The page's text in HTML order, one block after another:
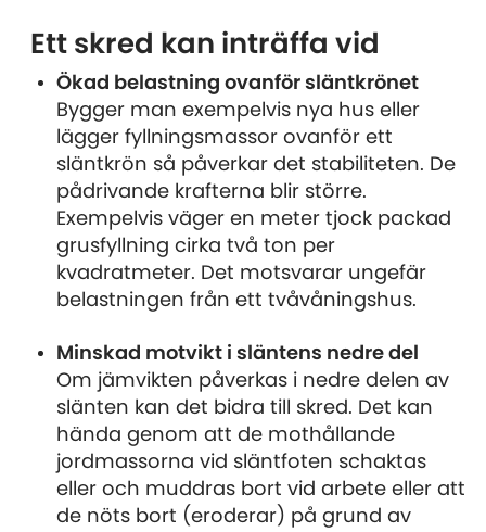
Ett skred kan inträffa vid
Ökad belastning ovanför släntkrönet
Bygger man exempelvis nya hus eller
lägger fyllningsmassor ovanför ett
släntkrön så påverkar det stabiliteten. De
pådrivande krafterna blir större.
Exempelvis väger en meter tjock packad
grusfyllning cirka två ton per
kvadratmeter. Det motsvarar ungefär
belastningen från ett tvåvåningshus.
Minskad motvikt i släntens nedre del
Om jämvikten påverkas i nedre delen av
slänten kan det bidra till skred. Det kan
hända genom att de mothållande
jordmassorna vid släntfoten schaktas
eller och muddras bort vid arbete eller att
de nöts bort (eroderar) på grund av